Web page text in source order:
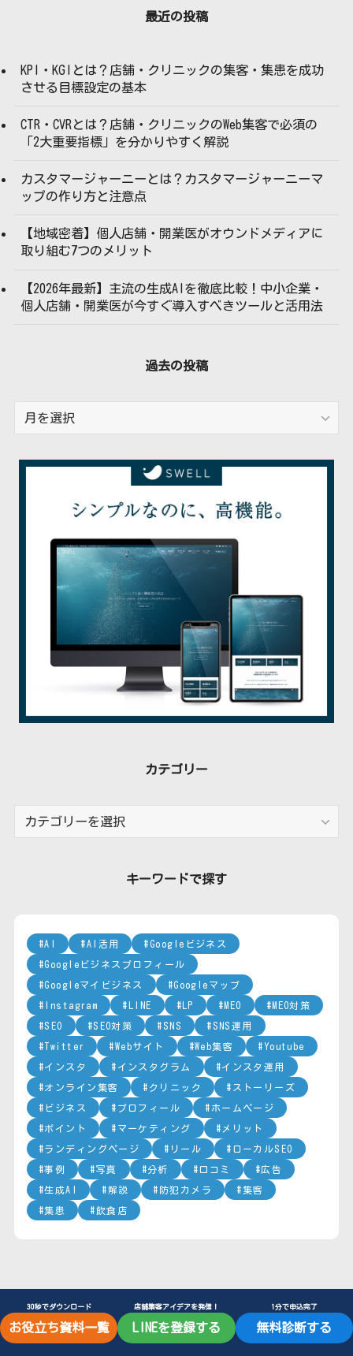
30秒でダウンロード
お役立ち資料一覧
店舗集客アイデアを発信！
LINEを登録する
1分で申込完了
無料診断する
最近の投稿
KPI・KGIとは？店舗・クリニックの集客・集患を成功
させる目標設定の基本
CTR・CVRとは？店舗・クリニックのWeb集客で必須の
「2大重要指標」を分かりやすく解説
カスタマージャーニーとは？カスタマージャーニーマ
ップの作り方と注意点
【地域密着】個人店舗・開業医がオウンドメディアに
取り組む7つのメリット
【2026年最新】主流の生成AIを徹底比較！中小企業・
個人店舗・開業医が今すぐ導入すべきツールと活用法
過去の投稿
投
カテゴリー
キーワードで探す
AI AI活用 Googleビジネス
Googleビジネスプロフィール
Googleマイビジネス Googleマップ
Instagram LINE LP MEO MEO対策
SEO SEO対策 SNS SNS運用
Twitter Webサイト Web集客 Youtube
インスタ インスタグラム インスタ運用
オンライン集客 クリニック ストーリーズ
ビジネス プロフィール ホームページ
ポイント マーケティング メリット
ランディングページ リール ローカルSEO
事例 写真 分析 口コミ 広告
生成AI 解説 防犯カメラ 集客
集患 飲食店